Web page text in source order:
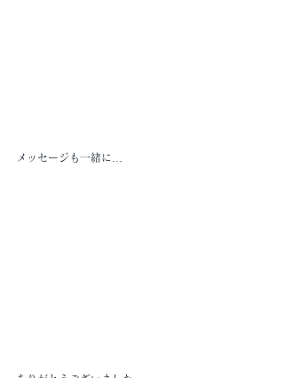
メッセージも一緒に…